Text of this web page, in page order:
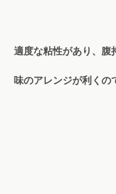
適度な粘性があり、腹
味のアレンジが利くの